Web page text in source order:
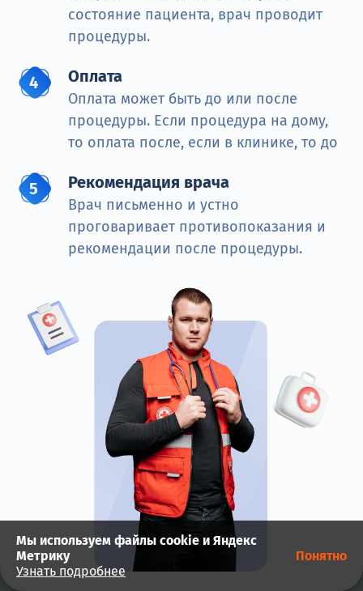
состояние пациента, врач проводит
процедуры.
Оплата
Оплата может быть до или после
процедуры. Если процедура на дому,
то оплата после, если в клинике, то до
Рекомендация врача
Врач письменно и устно
проговаривает противопоказания и
рекомендации после процедуры.
Мы используем файлы cookie и Яндекс
Метрику
Узнать подробнее
Понятно